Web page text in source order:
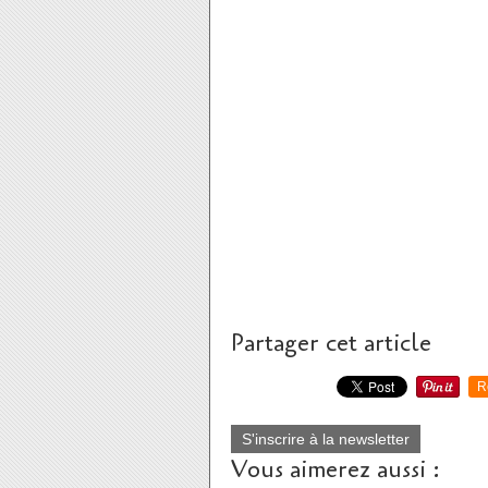
Partager cet article
S'inscrire à la newsletter
Vous aimerez aussi :